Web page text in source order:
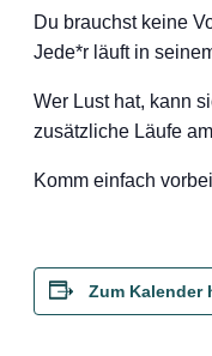
Du brauchst keine
Jede*r läuft in
Wer Lust hat, kann
zusätzliche Läufe
Komm einfach
Zum Kalender